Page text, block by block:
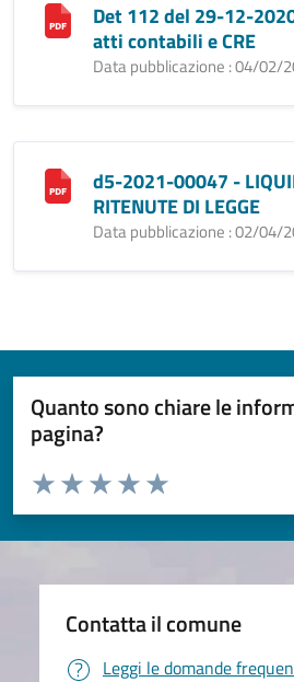
Det 112 del 29-12-
atti contabili e CRE
Data pubblicazione : 04/02/
d5-2021-00047 -
RITENUTE DI LEGGE
Data pubblicazione : 02/04/
Quanto sono chiare le
pagina?
Valuta da 1 a 5 stelle la pagina
Valuta 5 stelle su 5
Valuta 4 stelle su 5
Valuta 3 stelle su 5
Valuta 2 stelle su 5
Valuta 1 stelle su 5
Contatta il comune
Leggi le domande